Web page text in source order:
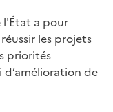
l'État a pour
les projets
priorités
de